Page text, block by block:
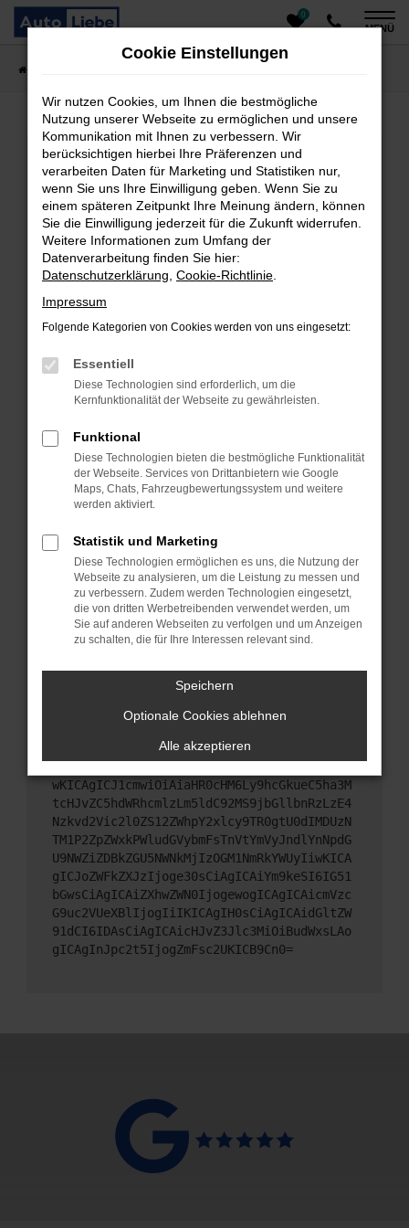
Zum
Hauptinhalt
0
MENÜ
Fehler: Network Error
Beim Laden ist ein Fehler aufgetreten.
Hier sind ein paar Tipps, die dir helfen können:
Überprüfe deine Firewall und deine
Internetverbindung.
Laden andere Webseiten, zum Beispiel deine
Suchmaschine?
Prüfe deine Browsererweiterungen.
das Laden bestimmter Seiten verhindern.
Funktioniert die Seite in einem anderen Browser
oder in einem privaten Fenster?
Das kann manchmal helfen, vorübergehende
Probleme zu beheben.
Stelle sicher, dass dein Browser und dein
Betriebssystem auf dem neuesten Stand sind.
Sicherheitsrisiko, sondern kann auch dazu führen,
dass bestimmte Funktionen nicht mehr
unterstützt werden.
Wende dich an den Webseitenbetreiber.
Wenn du alle oben genannten Schritte versucht
hast, kontaktiere uns bitte. Wir werden versuchen,
das Problem zu beheben. Du kannst uns diesen
Text schicken, um uns bei der Fehlersuche zu
unterstützen:
ewogICJuYW1lIjogIk5ldHdvcmtFcnJvciIsCiAgI
mNvbmZpZyI6IHsKICAgICJtZXRob2QiOiAiR0VUIi
wKICAgICJ1cmwiOiAiaHR0cHM6Ly9hcGkueC5ha3M
tcHJvZC5hdWRhcmlzLm5ldC92MS9jbGllbnRzLzE4
Nzkvd2Vic2l0ZS12ZWhpY2xlcy9TR0gtU0dIMDUzN
TM1P2ZpZWxkPWludGVybmFsTnVtYmVyJndlYnNpdG
U9NWZiZDBkZGU5NWNkMjIzOGM1NmRkYWUyIiwKICA
gICJoZWFkZXJzIjoge30sCiAgICAiYm9keSI6IG51
bGwsCiAgICAiZXhwZWN0IjogewogICAgICAicmVzc
G9uc2VUeXBlIjogIiIKICAgIH0sCiAgICAidGltZW
91dCI6IDAsCiAgICAicHJvZ3Jlc3MiOiBudWxsLAo
gICAgInJpc2t5IjogZmFsc2UKICB9Cn0=
Cookie Einstellungen
Wir nutzen Cookies, um Ihnen die bestmögliche
Nutzung unserer Webseite zu ermöglichen und unsere
Kommunikation mit Ihnen zu verbessern. Wir
berücksichtigen hierbei Ihre Präferenzen und
verarbeiten Daten für Marketing und Statistiken nur,
wenn Sie uns Ihre Einwilligung geben. Wenn Sie zu
einem späteren Zeitpunkt Ihre Meinung ändern, können
Sie die Einwilligung jederzeit für die Zukunft widerrufen.
Weitere Informationen zum Umfang der
Datenverarbeitung finden Sie hier:
Datenschutzerklärung Cookie-Richtlinie
Impressum
Folgende Kategorien von Cookies werden von uns eingesetzt:
Essentiell
Diese Technologien sind erforderlich, um die
Kernfunktionalität der Webseite zu gewährleisten.
Funktional
Diese Technologien bieten die bestmögliche Funktionalität
der Webseite. Services von Drittanbietern wie Google
Maps, Chats, Fahrzeugbewertungssystem und weitere
werden aktiviert.
Statistik und Marketing
Diese Technologien ermöglichen es uns, die Nutzung der
Webseite zu analysieren, um die Leistung zu messen und
zu verbessern. Zudem werden Technologien eingesetzt,
die von dritten Werbetreibenden verwendet werden, um
Sie auf anderen Webseiten zu verfolgen und um Anzeigen
zu schalten, die für Ihre Interessen relevant sind.
Speichern
Optionale Cookies ablehnen
Alle akzeptieren